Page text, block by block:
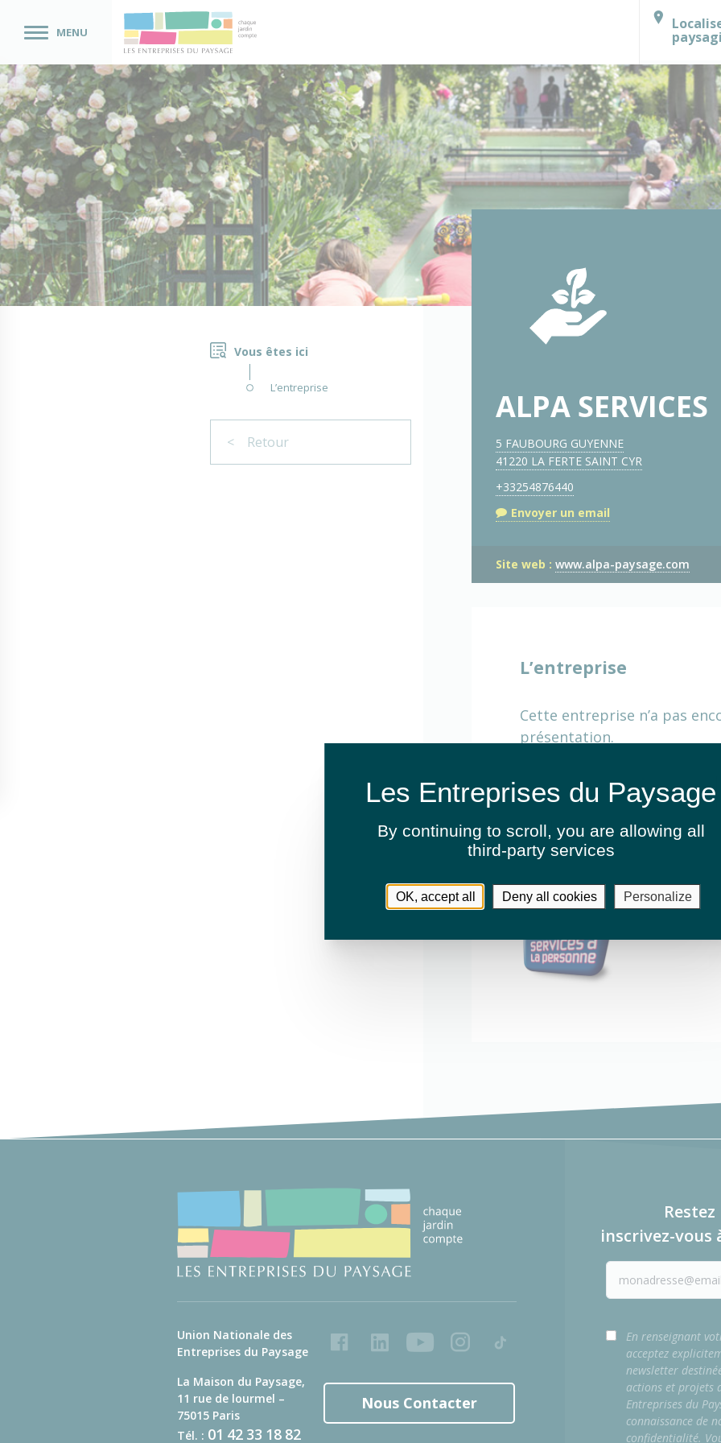
MENU
Vous êtes ici
L’entreprise
< Retour
ALPA SERVICES
5 FAUBOURG GUYENNE
41220 LA FERTE SAINT CYR
+33254876440
Envoyer un email
Site web :www.alpa-paysage.com
L’entreprise
Cette entreprise n’a pas
présentation.
Activités
Entretien de jardins ou espaces
Union Nationale des
Entreprises du Paysage
La Maison du Paysage,
11 rue de lourmel –
75015 Paris
Tél. : 01 42 33 18 82
FacebookLinkedInYoutubeInstagram
Tiktok
Nous Contacter
inscrivez-vous
En renseignant
acceptez
newsletter
actions et projets
Entreprises du
connaissance de
confidentialité.
By continuing to scroll, you are allowing all
third-party services
OK, accept all Deny all cookies Personalize